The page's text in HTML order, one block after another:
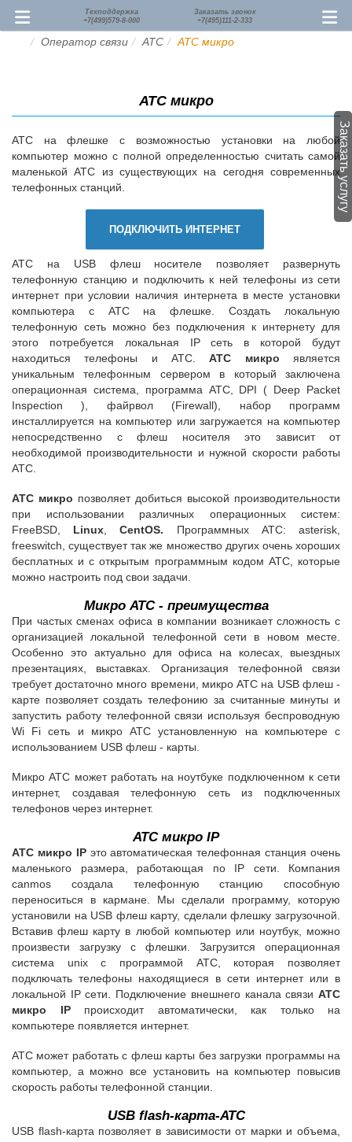
Заказать услугу
Техподдержка
+7(499)579-8-000
Заказать звонок
+7(495)111-2-333
Оператор связи АТС АТС микро
АТС микро
АТС на флешке с возможностью установки на любой
компьютер можно с полной определенностью считать самой
маленькой АТС из существующих на сегодня современных
телефонных станций.
ПОДКЛЮЧИТЬ ИНТЕРНЕТ
АТС на USB флеш носителе позволяет развернуть
телефонную станцию и подключить к ней телефоны из сети
интернет при условии наличия интернета в месте установки
компьютера с АТС на флешке. Создать локальную
телефонную сеть можно без подключения к интернету для
этого потребуется локальная IP сеть в которой будут
находиться телефоны и АТС.АТС микроявляется
уникальным телефонным сервером в который заключена
операционная система, программа АТС, DPI ( Deep Packet
Inspection ), файрвол (Firewall), набор программ
инсталлируется на компьютер или загружается на компьютер
непосредственно с флеш носителя это зависит от
необходимой производительности и нужной скорости работы
АТС.
АТС микро позволяет добиться высокой производительности
при использовании различных операционных систем:
FreeBSD, Linux ,CentOS. Программных АТС: asterisk,
freeswitch, существует так же множество других очень хороших
бесплатных и с открытым программным кодом АТС, которые
можно настроить под свои задачи.
Микро АТС - преимущества
При частых сменах офиса в компании возникает сложность с
организацией локальной телефонной сети в новом месте.
Особенно это актуально для офиса на колесах, выездных
презентациях, выставках. Организация телефонной связи
требует достаточно много времени, микро АТС на USB флеш -
карте позволяет создать телефонию за считанные минуты и
запустить работу телефонной связи используя беспроводную
Wi Fi сеть и микро АТС установленную на компьютере с
использованием USB флеш - карты.
Микро АТС может работать на ноутбуке подключенном к сети
интернет, создавая телефонную сеть из подключенных
телефонов через интернет.
АТС микро IP
АТС микро IPэто автоматическая телефонная станция очень
маленького размера, работающая по IP сети. Компания
canmos создала телефонную станцию способную
переноситься в кармане. Мы сделали программу, которую
установили на USB флеш карту, сделали флешку загрузочной.
Вставив флеш карту в любой компьютер или ноутбук, можно
произвести загрузку с флешки. Загрузится операционная
система unix с программой АТС, которая позволяет
подключать телефоны находящиеся в сети интернет или в
локальной IP сети. Подключение внешнего канала связи АТС
микро IPпроисходит автоматически, как только на
компьютере появляется интернет.
АТС может работать с флеш карты без загрузки программы на
компьютер, а можно все установить на компьютер повысив
скорость работы телефонной станции.
USB flash-карта-АТС
USB flash-карта позволяет в зависимости от марки и объема,